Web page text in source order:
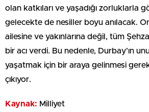
olan katkıları ve yaşadığı zorluklarla
gelecekte de nesiller boyu anılacak.
ailesine ve yakınlarına değil, tüm
bir acı verdi. Bu nedenle, Durbay’ın
yaşatmak için bir araya gelinmesi
çıkıyor.
Kaynak: Milliyet